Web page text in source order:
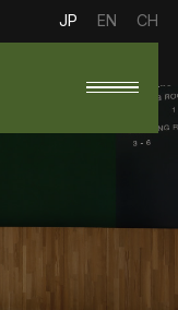
JP EN CH